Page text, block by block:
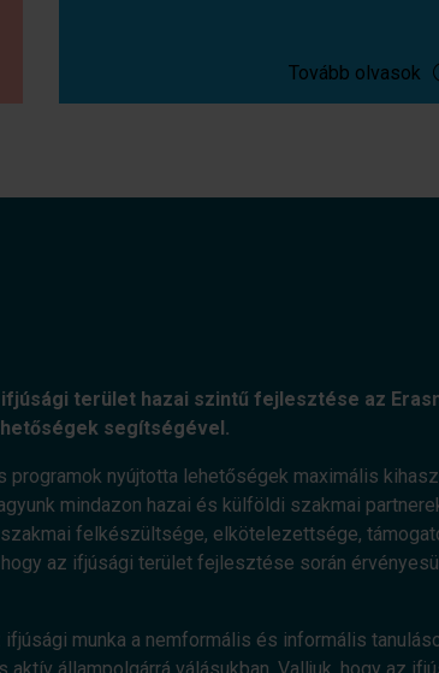
Tovább olvasok
ifjúsági terület hazai szintű fejlesztése az
segítségével.
programok nyújtotta lehetőségek maximális
mindazon hazai és külföldi szakmai
szakmai felkészültsége, elkötelezettsége,
az ifjúsági terület fejlesztése során
ifjúsági munka a nemformális és informális